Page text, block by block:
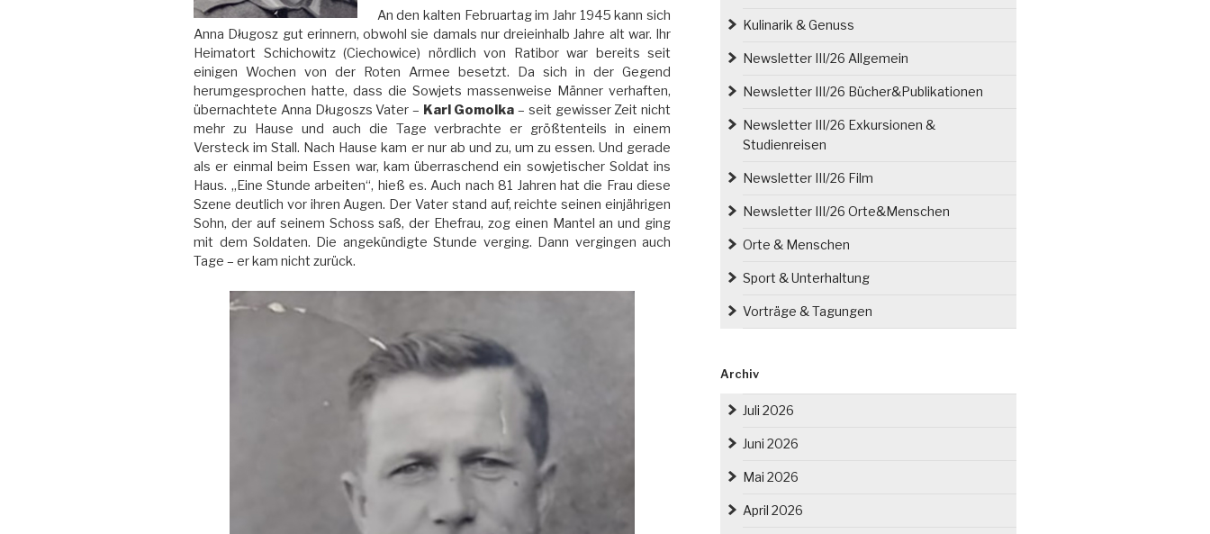
An den kalten Februartag im Jahr 1945 kann sich
Anna Długosz gut erinnern, obwohl sie damals nur dreieinhalb Jahre alt war. Ihr
Heimatort Schichowitz (Ciechowice) nördlich von Ratibor war bereits seit
einigen Wochen von der Roten Armee besetzt. Da sich in der Gegend
herumgesprochen hatte, dass die Sowjets massenweise Männer verhaften,
übernachtete Anna Długoszs Vater – Karl Gomolka – seit gewisser Zeit nicht
mehr zu Hause und auch die Tage verbrachte er größtenteils in einem
Versteck im Stall. Nach Hause kam er nur ab und zu, um zu essen. Und gerade
als er einmal beim Essen war, kam überraschend ein sowjetischer Soldat ins
Haus. „Eine Stunde arbeiten“, hieß es. Auch nach 81 Jahren hat die Frau diese
Szene deutlich vor ihren Augen. Der Vater stand auf, reichte seinen einjährigen
Sohn, der auf seinem Schoss saß, der Ehefrau, zog einen Mantel an und ging
mit dem Soldaten. Die angekündigte Stunde verging. Dann vergingen auch
Tage – er kam nicht zurück.
Kulinarik & Genuss
Newsletter III/26 Allgemein
Newsletter III/26 Bücher&Publikationen
Newsletter III/26 Exkursionen &
Studienreisen
Newsletter III/26 Film
Newsletter III/26 Orte&Menschen
Orte & Menschen
Sport & Unterhaltung
Vorträge & Tagungen
Archiv
Juli 2026
Juni 2026
Mai 2026
April 2026